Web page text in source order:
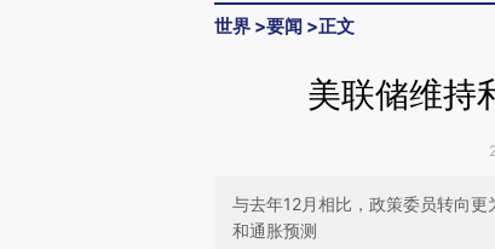
世界 >要闻 >正文
美联储维持
与去年12月相比，政策委员转向
和通胀预测